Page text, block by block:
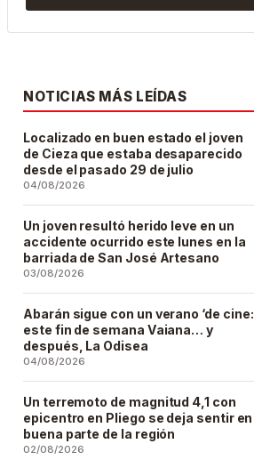
NOTICIAS MÁS LEÍDAS
Localizado en buen estado el joven
de Cieza que estaba desaparecido
desde el pasado 29 de julio
04/08/2026
Un joven resultó herido leve en un
accidente ocurrido este lunes en la
barriada de San José Artesano
03/08/2026
Abarán sigue con un verano ‘de cine:
este fin de semana Vaiana… y
después, La Odisea
04/08/2026
Un terremoto de magnitud 4,1 con
epicentro en Pliego se deja sentir en
buena parte de la región
02/08/2026